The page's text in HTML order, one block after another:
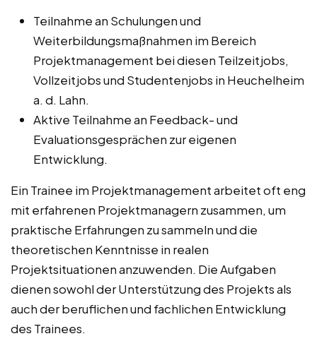
Teilnahme an Schulungen und
Weiterbildungsmaßnahmen im Bereich
Projektmanagement bei diesen Teilzeitjobs,
Vollzeitjobs und Studentenjobs in Heuchelheim
a. d. Lahn.
Aktive Teilnahme an Feedback- und
Evaluationsgesprächen zur eigenen
Entwicklung.
Ein Trainee im Projektmanagement arbeitet oft eng
mit erfahrenen Projektmanagern zusammen, um
praktische Erfahrungen zu sammeln und die
theoretischen Kenntnisse in realen
Projektsituationen anzuwenden. Die Aufgaben
dienen sowohl der Unterstützung des Projekts als
auch der beruflichen und fachlichen Entwicklung
des Trainees.